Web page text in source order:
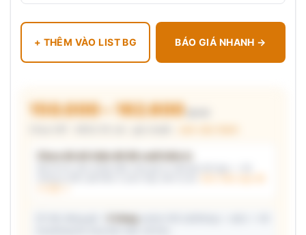
+ THÊM VÀO LIST BG BÁO GIÁ NHANH →
150.000 – 162.600